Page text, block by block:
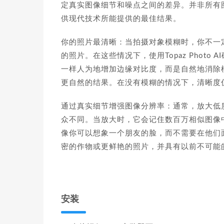
定真实图像细节和噪点之间的差异。并非所
供现代技术所能提供的最佳结果。
你的照片最清晰：当拍摄对象模糊时，你不
的照片。在这些情况下，使用Topaz Photo
一样人为地增加边缘对比度，而是自然地消
更自然的结果。在没有模糊的情况下，清晰
通过真实细节增强图像分辨率：通常，放大
众不同。当放大时，它会记住数百万相似图
像你可以想象一个朋友的脸，而不需要在他
密的作物或更鲜艳的照片，并具有以前不可能
安装